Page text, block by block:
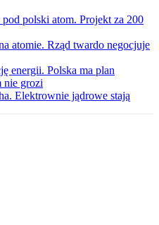
polski atom. Projekt za 200
atomie. Rząd twardo negocjuje
energii. Polska ma plan
nie grozi
Elektrownie jądrowe stają